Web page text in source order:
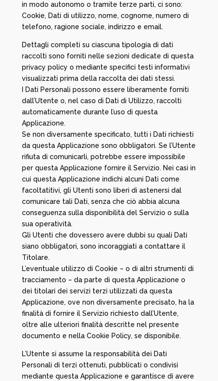
in modo autonomo o tramite terze parti, ci sono:
Cookie, Dati di utilizzo, nome, cognome, numero di
telefono, ragione sociale, indirizzo e email.
Dettagli completi su ciascuna tipologia di dati
raccolti sono forniti nelle sezioni dedicate di questa
privacy policy o mediante specifici testi informativi
visualizzati prima della raccolta dei dati stessi.
I Dati Personali possono essere liberamente forniti
dall’Utente o, nel caso di Dati di Utilizzo, raccolti
automaticamente durante l’uso di questa
Applicazione.
Se non diversamente specificato, tutti i Dati richiesti
da questa Applicazione sono obbligatori. Se l’Utente
rifiuta di comunicarli, potrebbe essere impossibile
per questa Applicazione fornire il Servizio. Nei casi in
cui questa Applicazione indichi alcuni Dati come
facoltatitivi, gli Utenti sono liberi di astenersi dal
comunicare tali Dati, senza che ciò abbia alcuna
conseguenza sulla disponibilità del Servizio o sulla
sua operatività.
Gli Utenti che dovessero avere dubbi su quali Dati
siano obbligatori, sono incoraggiati a contattare il
Titolare.
L’eventuale utilizzo di Cookie – o di altri strumenti di
tracciamento – da parte di questa Applicazione o
dei titolari dei servizi terzi utilizzati da questa
Applicazione, ove non diversamente precisato, ha la
finalità di fornire il Servizio richiesto dall’Utente,
oltre alle ulteriori finalità descritte nel presente
documento e nella Cookie Policy, se disponibile.
L’Utente si assume la responsabilità dei Dati
Personali di terzi ottenuti, pubblicati o condivisi
mediante questa Applicazione e garantisce di avere